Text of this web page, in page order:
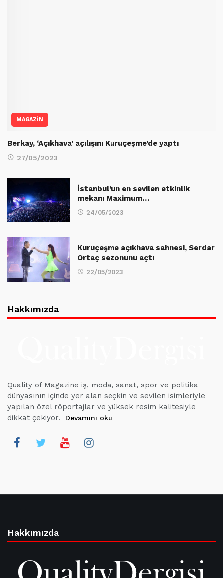
MAGAZİN
Berkay, ‘Açıkhava’ açılışını Kuruçeşme’de yaptı
27/05/2023
İstanbul’un en sevilen etkinlik
mekanı Maximum…
24/05/2023
Kuruçeşme açıkhava sahnesi, Serdar
Ortaç sezonunu açtı
22/05/2023
Hakkımızda
Quality of Magazine iş, moda, sanat, spor ve politika
dünyasının içinde yer alan seçkin ve sevilen isimleriyle
yapılan özel röportajlar ve yüksek resim kalitesiyle
dikkat çekiyor.
Devamını oku
Hakkımızda